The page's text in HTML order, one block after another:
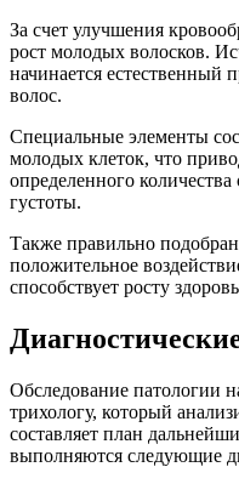
За счет улучшения
рост молодых волосков.
начинается естественный
волос.
Специальные элементы
молодых клеток, что
определенного
густоты.
Также правильно
положительное
способствует росту
Обследование патологии
трихологу, который
составляет план
выполняются следующие